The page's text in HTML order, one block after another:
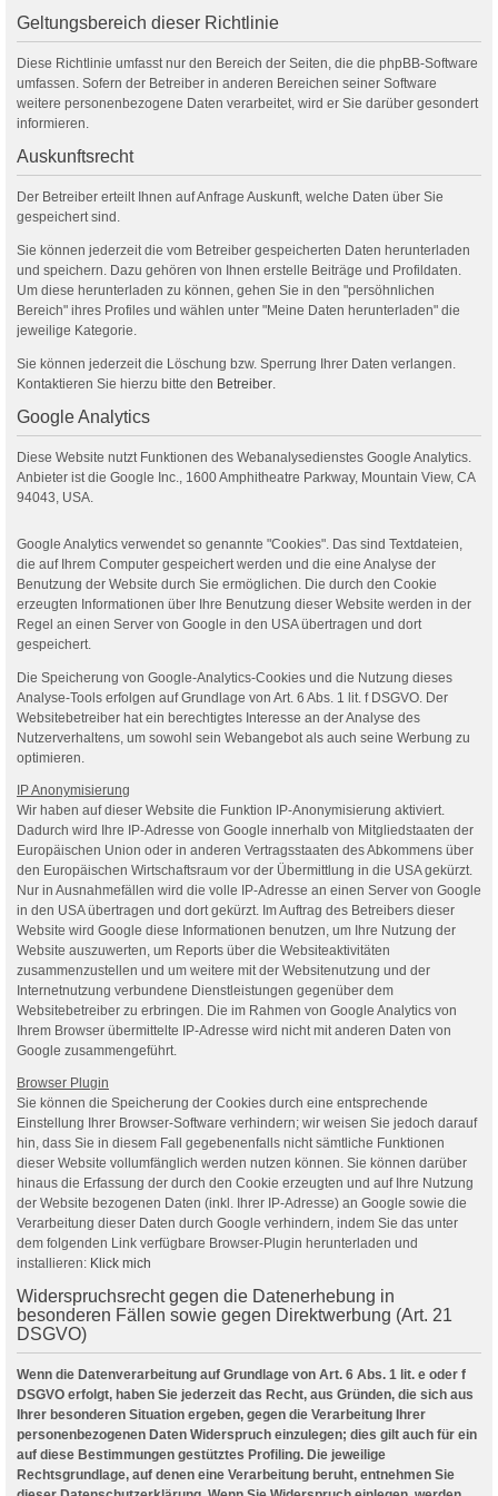
Geltungsbereich dieser Richtlinie
Diese Richtlinie umfasst nur den Bereich der Seiten, die die phpBB-Software
umfassen. Sofern der Betreiber in anderen Bereichen seiner Software
weitere personenbezogene Daten verarbeitet, wird er Sie darüber gesondert
informieren.
Auskunftsrecht
Der Betreiber erteilt Ihnen auf Anfrage Auskunft, welche Daten über Sie
gespeichert sind.
Sie können jederzeit die vom Betreiber gespeicherten Daten herunterladen
und speichern. Dazu gehören von Ihnen erstelle Beiträge und Profildaten.
Um diese herunterladen zu können, gehen Sie in den "persöhnlichen
Bereich" ihres Profiles und wählen unter "Meine Daten herunterladen" die
jeweilige Kategorie.
Sie können jederzeit die Löschung bzw. Sperrung Ihrer Daten verlangen.
Kontaktieren Sie hierzu bitte den Betreiber.
Google Analytics
Diese Website nutzt Funktionen des Webanalysedienstes Google Analytics.
Anbieter ist die Google Inc., 1600 Amphitheatre Parkway, Mountain View, CA
94043, USA.
Google Analytics verwendet so genannte "Cookies". Das sind Textdateien,
die auf Ihrem Computer gespeichert werden und die eine Analyse der
Benutzung der Website durch Sie ermöglichen. Die durch den Cookie
erzeugten Informationen über Ihre Benutzung dieser Website werden in der
Regel an einen Server von Google in den USA übertragen und dort
gespeichert.
Die Speicherung von Google-Analytics-Cookies und die Nutzung dieses
Analyse-Tools erfolgen auf Grundlage von Art. 6 Abs. 1 lit. f DSGVO. Der
Websitebetreiber hat ein berechtigtes Interesse an der Analyse des
Nutzerverhaltens, um sowohl sein Webangebot als auch seine Werbung zu
optimieren.
IP Anonymisierung
Wir haben auf dieser Website die Funktion IP-Anonymisierung aktiviert.
Dadurch wird Ihre IP-Adresse von Google innerhalb von Mitgliedstaaten der
Europäischen Union oder in anderen Vertragsstaaten des Abkommens über
den Europäischen Wirtschaftsraum vor der Übermittlung in die USA gekürzt.
Nur in Ausnahmefällen wird die volle IP-Adresse an einen Server von Google
in den USA übertragen und dort gekürzt. Im Auftrag des Betreibers dieser
Website wird Google diese Informationen benutzen, um Ihre Nutzung der
Website auszuwerten, um Reports über die Websiteaktivitäten
zusammenzustellen und um weitere mit der Websitenutzung und der
Internetnutzung verbundene Dienstleistungen gegenüber dem
Websitebetreiber zu erbringen. Die im Rahmen von Google Analytics von
Ihrem Browser übermittelte IP-Adresse wird nicht mit anderen Daten von
Google zusammengeführt.
Browser Plugin
Sie können die Speicherung der Cookies durch eine entsprechende
Einstellung Ihrer Browser-Software verhindern; wir weisen Sie jedoch darauf
hin, dass Sie in diesem Fall gegebenenfalls nicht sämtliche Funktionen
dieser Website vollumfänglich werden nutzen können. Sie können darüber
hinaus die Erfassung der durch den Cookie erzeugten und auf Ihre Nutzung
der Website bezogenen Daten (inkl. Ihrer IP-Adresse) an Google sowie die
Verarbeitung dieser Daten durch Google verhindern, indem Sie das unter
dem folgenden Link verfügbare Browser-Plugin herunterladen und
installieren: Klick mich
Widerspruchsrecht gegen die Datenerhebung in
besonderen Fällen sowie gegen Direktwerbung (Art. 21
DSGVO)
Wenn die Datenverarbeitung auf Grundlage von Art. 6 Abs. 1 lit. e oder f
DSGVO erfolgt, haben Sie jederzeit das Recht, aus Gründen, die sich aus
Ihrer besonderen Situation ergeben, gegen die Verarbeitung Ihrer
personenbezogenen Daten Widerspruch einzulegen; dies gilt auch für ein
auf diese Bestimmungen gestütztes Profiling. Die jeweilige
Rechtsgrundlage, auf denen eine Verarbeitung beruht, entnehmen Sie